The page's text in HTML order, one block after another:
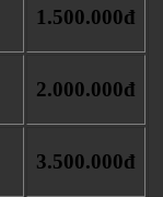
1.500.000đ
2.000.000đ
3.500.000đ